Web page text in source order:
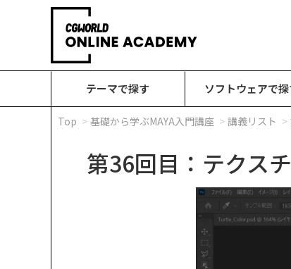
テーマで探す ソフトウェアで
Top 基礎から学ぶMAYA入門講座 講義リスト
第36回目：テクス